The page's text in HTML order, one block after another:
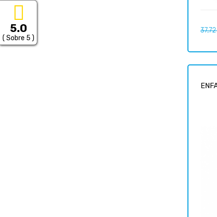
5.0
( Sobre 5 )